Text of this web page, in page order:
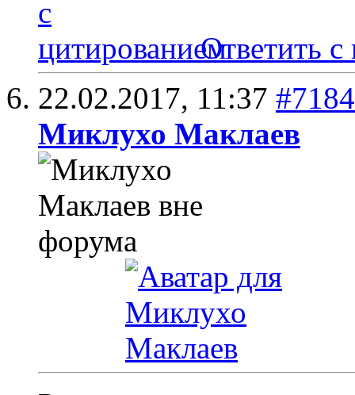
Ответить с
22.02.2017, 11:37 #7184
Миклухо Маклаев